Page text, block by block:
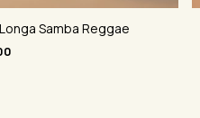
Samba Reggae